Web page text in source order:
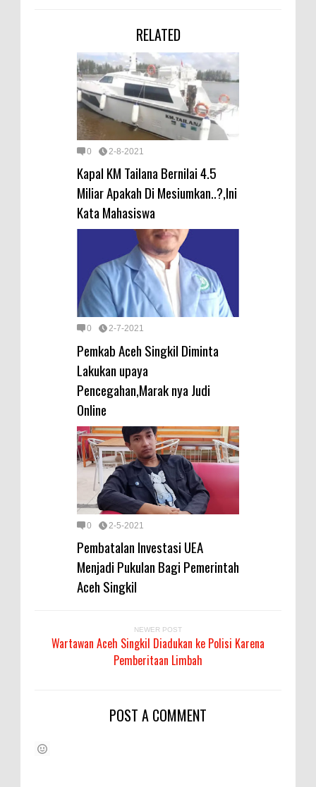
RELATED
0 2-8-2021
Kapal KM Tailana Bernilai 4.5
Miliar Apakah Di Mesiumkan..?,Ini
Kata Mahasiswa
0 2-7-2021
Pemkab Aceh Singkil Diminta
Lakukan upaya
Pencegahan,Marak nya Judi
Online
0 2-5-2021
Pembatalan Investasi UEA
Menjadi Pukulan Bagi Pemerintah
Aceh Singkil
NEWER POST
Wartawan Aceh Singkil Diadukan ke Polisi Karena
Pemberitaan Limbah
POST A COMMENT